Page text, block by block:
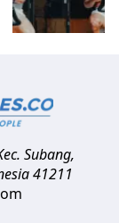
Subang,
41211